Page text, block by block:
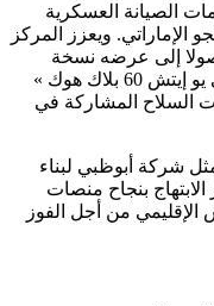
الصيانة العسكرية
الإماراتي. ويعزز المركز
إلى عرضه نسخة
مسلحة جديدة عن مروحية « سيكورسكي يو إيتش 60 بلاك هوك »
وتقوم شركات السلاح المشاركة في
شركة أبوظبي لبناء
بنجاح منصات
الإقليمي من أجل الفوز